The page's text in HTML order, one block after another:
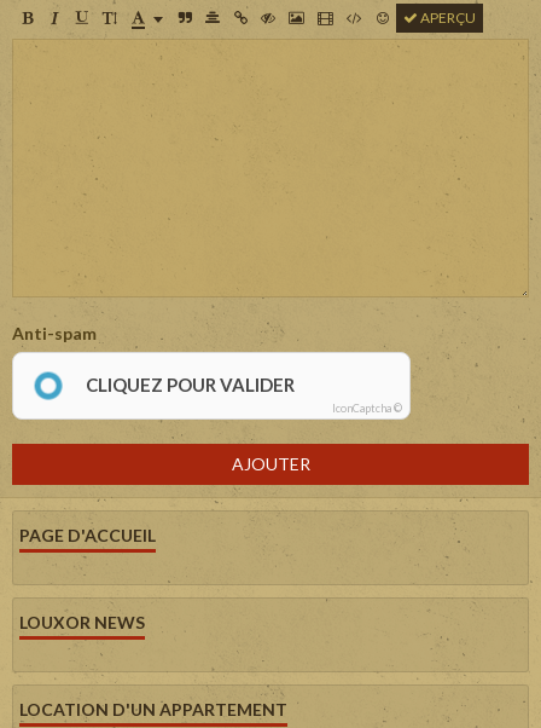
APERÇU
Anti-spam
CLIQUEZ POUR VALIDER
IconCaptcha ©
AJOUTER
PAGE D'ACCUEIL
LOUXOR NEWS
LOCATION D'UN APPARTEMENT